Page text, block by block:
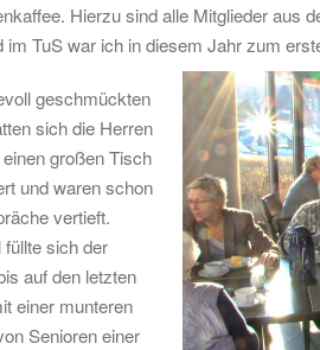
Hierzu sind alle Mitglieder aus
im TuS war ich in diesem Jahr zum
geschmückten
sich die Herren
großen Tisch
und waren schon
vertieft.
füllte sich der
auf den letzten
einer munteren
Senioren einer